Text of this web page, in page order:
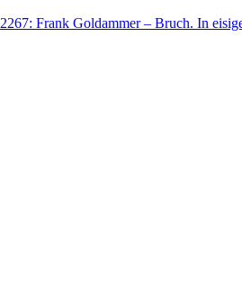
2267: Frank Goldammer – Bruch. In